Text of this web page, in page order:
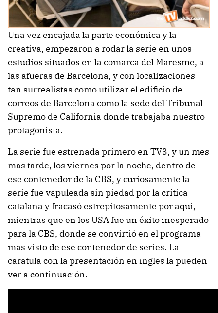
Una vez encajada la parte económica y la
creativa, empezaron a rodar la serie en unos
estudios situados en la comarca del Maresme, a
las afueras de Barcelona, y con localizaciones
tan surrealistas como utilizar el edificio de
correos de Barcelona como la sede del Tribunal
Supremo de California donde trabajaba nuestro
protagonista.
La serie fue estrenada primero en TV3, y un mes
mas tarde, los viernes por la noche, dentro de
ese contenedor de la CBS, y curiosamente la
serie fue vapuleada sin piedad por la crítica
catalana y fracasó estrepitosamente por aqui,
mientras que en los USA fue un éxito inesperado
para la CBS, donde se convirtió en el programa
mas visto de ese contenedor de series. La
caratula con la presentación en ingles la pueden
ver a continuación.